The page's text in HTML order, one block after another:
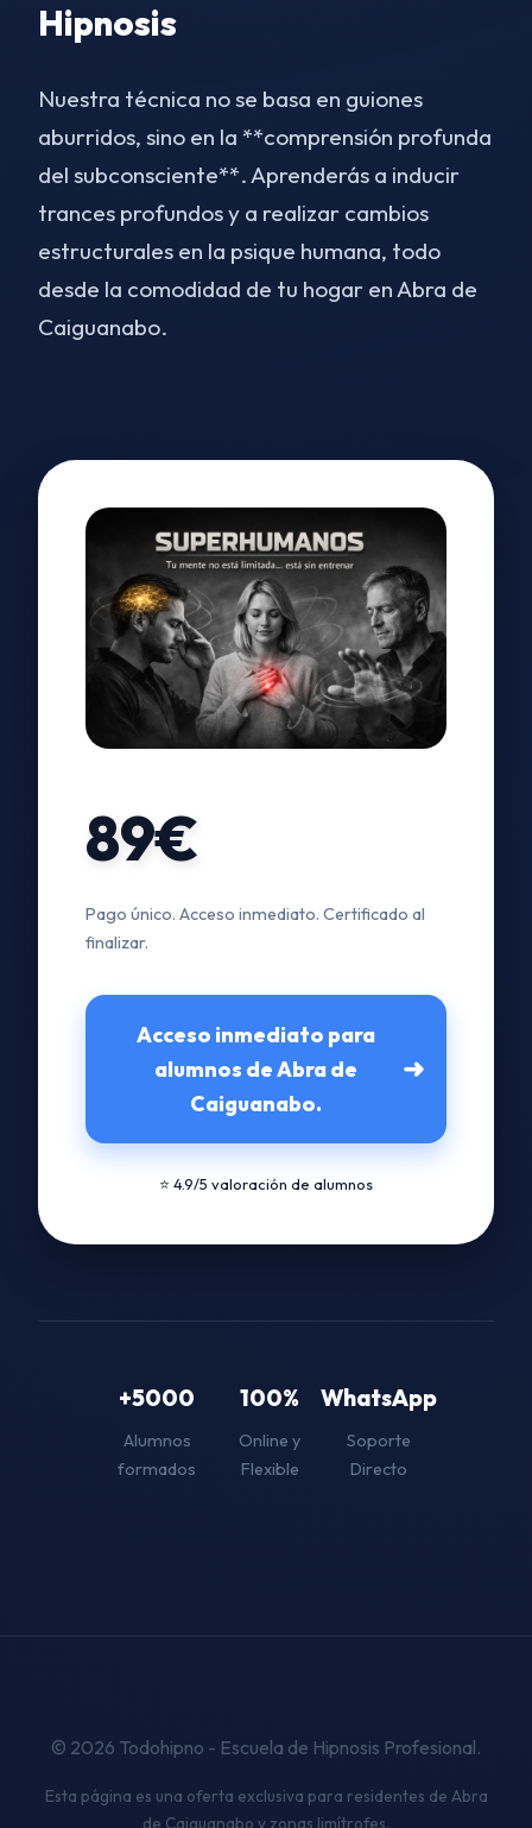
Hipnosis
Nuestra técnica no se basa en guiones
aburridos, sino en la **comprensión profunda
del subconsciente**. Aprenderás a inducir
trances profundos y a realizar cambios
estructurales en la psique humana, todo
desde la comodidad de tu hogar en Abra de
Caiguanabo.
89€
Pago único. Acceso inmediato. Certificado al
finalizar.
Acceso inmediato para
alumnos de Abra de
Caiguanabo.
➜
⭐ 4.9/5 valoración de alumnos
+5000
Alumnos
formados
100%
Online y
Flexible
WhatsApp
Soporte
Directo
© 2026 Todohipno - Escuela de Hipnosis Profesional.
Esta página es una oferta exclusiva para residentes de Abra
de Caiguanabo y zonas limítrofes.